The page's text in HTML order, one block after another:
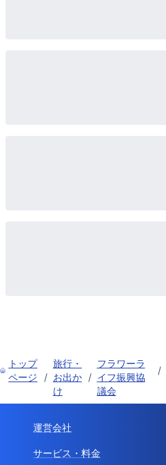
トップ
ページ
/
旅行・
お出か
け
/
フラワーラ
イフ振興協
議会
/
運営会社
サービス・料金